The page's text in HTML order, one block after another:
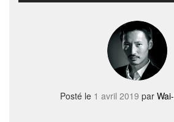
Posté le 1 avril 2019 par